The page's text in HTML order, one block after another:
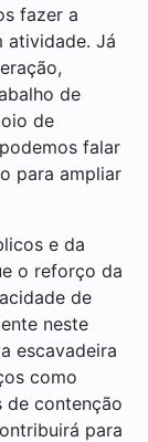
fazer a
atividade. Já
de
de
falar
para ampliar
e da
o reforço da
de
neste
escavadeira
como
de contenção
para